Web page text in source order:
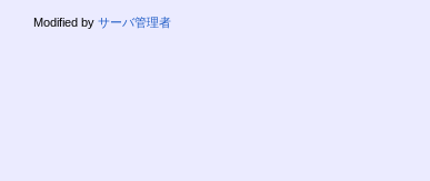
Modified by サーバ管理者